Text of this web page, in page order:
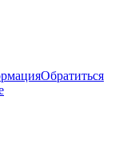
Обратиться